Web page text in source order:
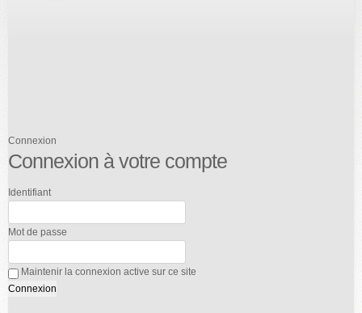
Connexion
Connexion à votre compte
Identifiant
Mot de passe
Maintenir la connexion active sur ce site